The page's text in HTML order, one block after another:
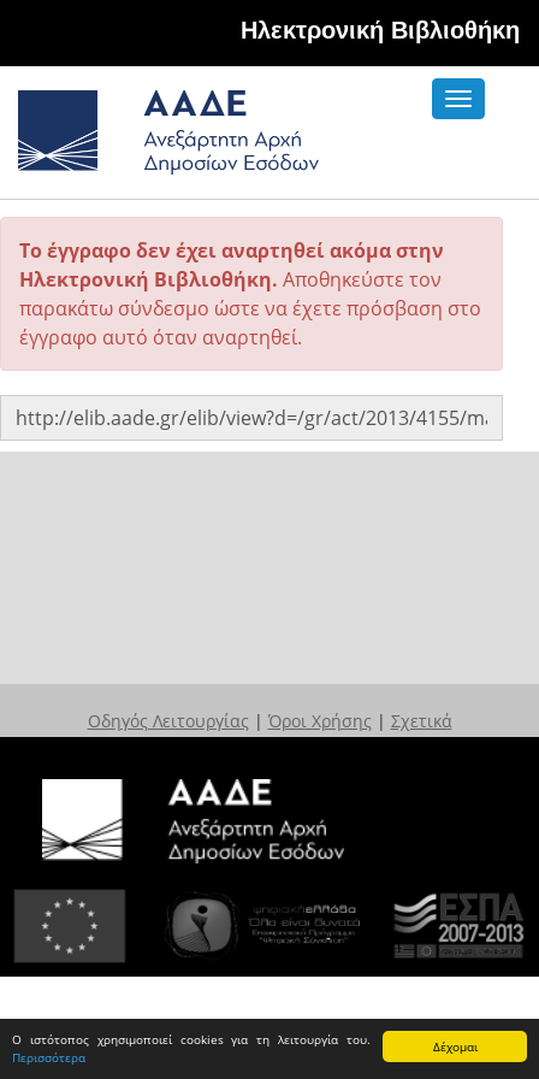
Δέχομαι
Ο ιστότοπος χρησιμοποιεί cookies για τη λειτουργία του.
Περισσότερα
Hλεκτρονική Βιβλιοθήκη
Toggle
Το έγγραφο δεν έχει αναρτηθεί ακόμα στην
Ηλεκτρονική Βιβλιοθήκη. Αποθηκεύστε τον
παρακάτω σύνδεσμο ώστε να έχετε πρόσβαση στο
έγγραφο αυτό όταν αναρτηθεί.
Οδηγός Λειτουργίας | Όροι Χρήσης | Σχετικά